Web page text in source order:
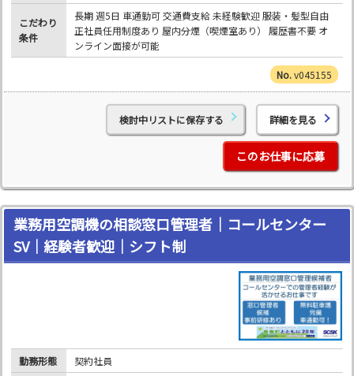
こだわり
条件
長期 週5日 車通勤可 交通費支給 未経験歓迎 服装・髪型自由
正社員任用制度あり 屋内分煙（喫煙室あり） 履歴書不要 オ
ンライン面接が可能
v045155
検討中リストに保存する 詳細を見る
このお仕事に応募
業務用空調機の相談窓口管理者｜コールセンター
SV｜経験者歓迎｜シフト制
勤務形態
契約社員